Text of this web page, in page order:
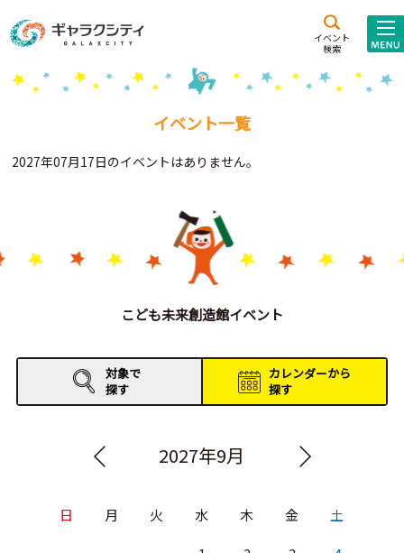
イベント
検索
施設案内
こども
西新井
施設･
Gがくえん
お知らせ
イベントレポート
イベント一覧
2027年07月17日のイベントはありません。
こども未来創造館イベント
対象で
探す
カレンダーから
探す
2027年9月
日 月 火 水 木 金 土